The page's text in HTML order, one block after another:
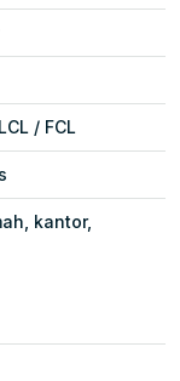
/ FCL
kantor,